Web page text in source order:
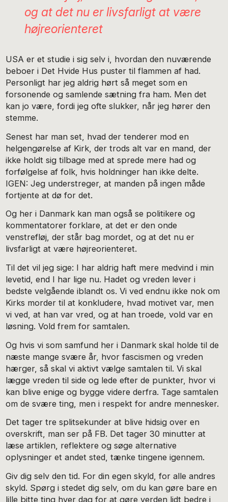
og at det nu er livsfarligt at være
højreorienteret
USA er et studie i sig selv i, hvordan den nuværende
beboer i Det Hvide Hus puster til flammen af had.
Personligt har jeg aldrig hørt så meget som en
forsonende og samlende sætning fra ham. Men det
kan jo være, fordi jeg ofte slukker, når jeg hører den
stemme.
Senest har man set, hvad der tenderer mod en
helgengørelse af Kirk, der trods alt var en mand, der
ikke holdt sig tilbage med at sprede mere had og
forfølgelse af folk, hvis holdninger han ikke delte.
IGEN: Jeg understreger, at manden på ingen måde
fortjente at dø for det.
Og her i Danmark kan man også se politikere og
kommentatorer forklare, at det er den onde
venstrefløj, der står bag mordet, og at det nu er
livsfarligt at være højreorienteret.
Til det vil jeg sige: I har aldrig haft mere medvind i min
levetid, end I har lige nu. Hadet og vreden lever i
bedste velgående iblandt os. Vi ved endnu ikke nok om
Kirks morder til at konkludere, hvad motivet var, men
vi ved, at han var vred, og at han troede, vold var en
løsning. Vold frem for samtalen.
Og hvis vi som samfund her i Danmark skal holde til de
næste mange svære år, hvor fascismen og vreden
hærger, så skal vi aktivt vælge samtalen til. Vi skal
lægge vreden til side og lede efter de punkter, hvor vi
kan blive enige og bygge videre derfra. Tage samtalen
om de svære ting, men i respekt for andre mennesker.
Det tager tre splitsekunder at blive hidsig over en
overskrift, man ser på FB. Det tager 30 minutter at
læse artiklen, reflektere og søge alternative
oplysninger et andet sted, tænke tingene igennem.
Giv dig selv den tid. For din egen skyld, for alle andres
skyld. Spørg i stedet dig selv, om du kan gøre bare en
lille bitte ting hver dag for at gøre verden lidt bedre i